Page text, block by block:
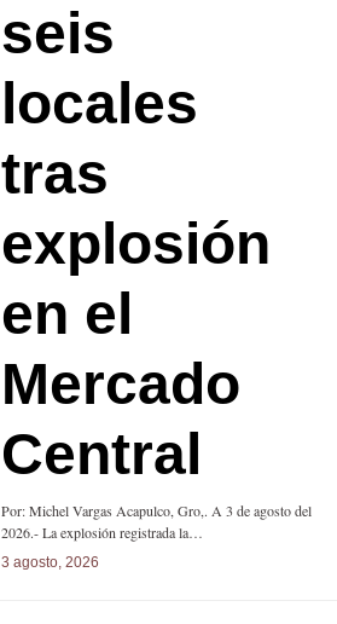
seis
locales
tras
explosión
en el
Mercado
Central
Por: Michel Vargas Acapulco, Gro,. A 3 de agosto del
2026.- La explosión registrada la…
3 agosto, 2026